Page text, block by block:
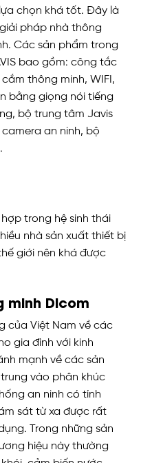
chọn khá tốt. Đây là
pháp nhà thông
Các sản phẩm trong
bao gồm: công tắc
thông minh, WIFI,
bằng giọng nói tiếng
bộ trung tâm Javis
an ninh, bộ
trong hệ sinh thái
nhà sản xuất thiết bị
giới nên khá được
minh Dicom
của Việt Nam về các
gia đình với kinh
mạnh về các sản
vào phân khúc
an ninh có tính
sát từ xa được rất
Trong những sản
hiệu này thường